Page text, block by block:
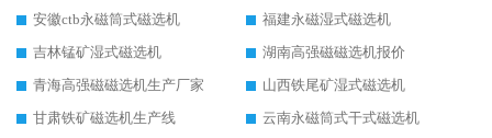
安徽ctb永磁筒式磁选机
福建永磁湿式磁选机
吉林锰矿湿式磁选机
湖南高强磁磁选机报价
青海高强磁磁选机生产厂家
山西铁尾矿湿式磁选机
甘肃铁矿磁选机生产线
云南永磁筒式干式磁选机